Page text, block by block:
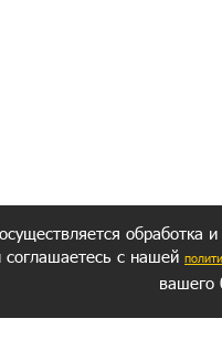
обработка
с нашей
вашего